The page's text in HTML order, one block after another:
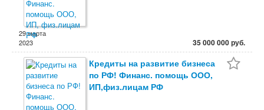
29 марта
2023
35 000 000 руб.
Кредиты на развитие бизнеса
по РФ! Финанс. помощь ООО,
ИП,физ.лицам РФ